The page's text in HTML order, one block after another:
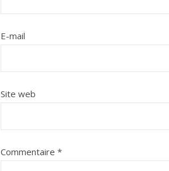
E-mail
Site web
Commentaire *